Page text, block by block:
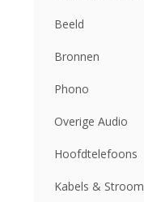
Beeld
Bronnen
Phono
Overige Audio
Hoofdtelefoons
Kabels & Stroom